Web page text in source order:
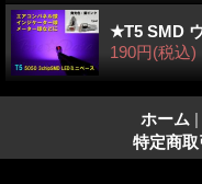
★T5 SMD
190円(税込)
ホーム |
特定商